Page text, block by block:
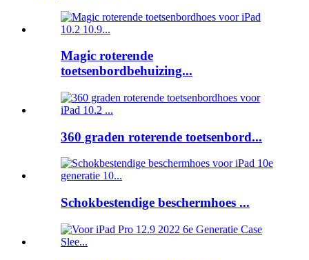
Magic roterende
toetsenbordbehuizing...
360 graden roterende toetsenbord...
Schokbestendige beschermhoes ...